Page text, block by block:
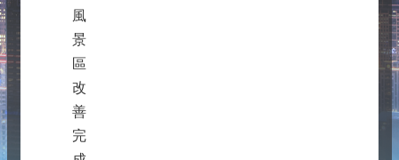
風
景
區
改
善
完